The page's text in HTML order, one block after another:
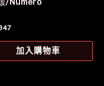
/Numero
加入購物車